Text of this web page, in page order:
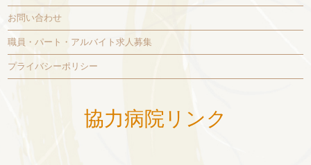
お問い合わせ
職員・パート・アルバイト求人募集
プライバシーポリシー
協力病院リンク